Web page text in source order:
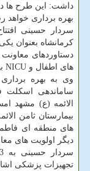
داشت: این طرح ها
بهره برداری خواهد
سردار حسینی
كرمانشاه بعنوان
دستاوردهای
های اطفال و NICU بیمارستان الغدیر ناجا در تبریز آگاهی داد.
وی به بهره
ساماندهی اسكلت
الائمه (ع) مشهد
بیمارستان ثامن الائمه
های منطقه ای
دیگر اولویت های
تجهیزات پزشكی